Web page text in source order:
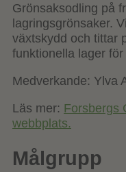
Grönsaksodling på
lagringsgrönsaker.
växtskydd och tittar
funktionella lager
Medverkande: Ylva
Läs mer: Forsbergs
webbplats.
Målgrupp